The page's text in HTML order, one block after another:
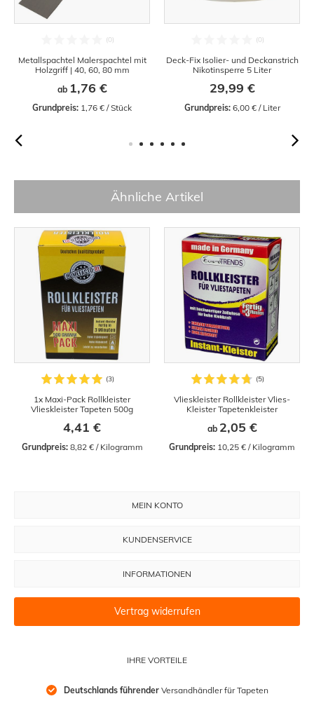
Metallspachtel Malerspachtel mit
Holzgriff | 40, 60, 80 mm
ab 1,76 €
Grundpreis: 1,76 € / Stück
Deck-Fix Isolier- und Deckanstrich
Nikotinsperre 5 Liter
29,99 €
Grundpreis: 6,00 € / Liter
Ähnliche Artikel
1x Maxi-Pack Rollkleister
Vlieskleister Tapeten 500g
4,41 €
Grundpreis: 8,82 € / Kilogramm
Vlieskleister Rollkleister Vlies-
Kleister Tapetenkleister
ab 2,05 €
Grundpreis: 10,25 € / Kilogramm
IHRE VORTEILE
Deutschlands führender Versandhändler für Tapeten
MEIN KONTO
KUNDENSERVICE
INFORMATIONEN
Vertrag widerrufen